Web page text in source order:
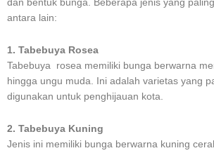
dan bentuk bunga. Beberapa jenis yang
antara lain:
1. Tabebuya Rosea
Tabebuya rosea memiliki bunga berwarna
hingga ungu muda. Ini adalah varietas yang
digunakan untuk penghijauan kota.
2. Tabebuya Kuning
Jenis ini memiliki bunga berwarna kuning